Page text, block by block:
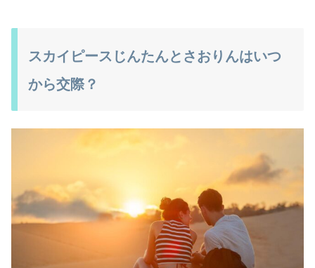
スカイピースじんたんとさおりんはいつ
から交際？